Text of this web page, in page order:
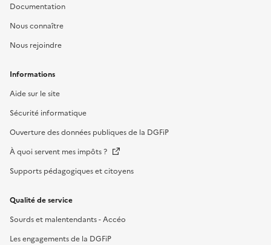
Documentation
Nous connaître
Nous rejoindre
Informations
Aide sur le site
Sécurité informatique
Ouverture des données publiques de la DGFiP
À quoi servent mes impôts ?
Supports pédagogiques et citoyens
Qualité de service
Sourds et malentendants - Accéo
Les engagements de la DGFiP